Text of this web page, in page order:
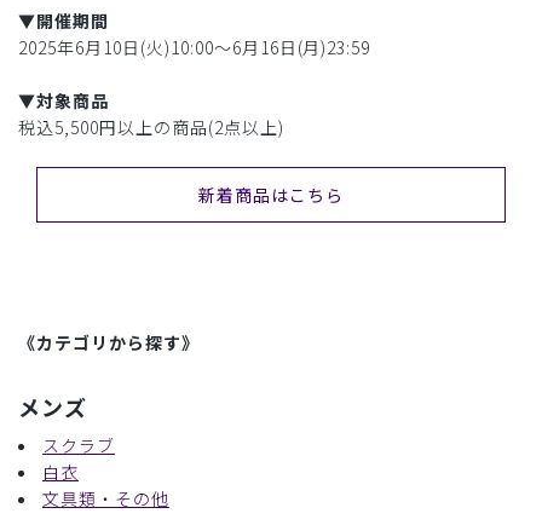
▼開催期間
2025年6月10日(火)10:00〜6月16日(月)23:59
▼対象商品
税込5,500円以上の商品(2点以上)
新着商品はこちら
《カテゴリから探す》
メンズ
スクラブ
白衣
文具類・その他